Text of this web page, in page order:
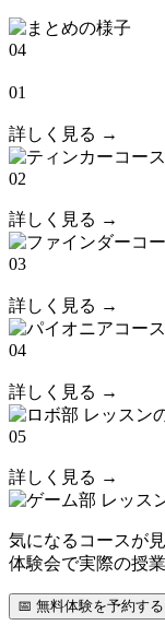
04
01
詳しく見る →
02
詳しく見る →
03
詳しく見る →
04
詳しく見る →
05
詳しく見る →
気になるコースが
体験会で実際の授
📅 無料体験を予約する